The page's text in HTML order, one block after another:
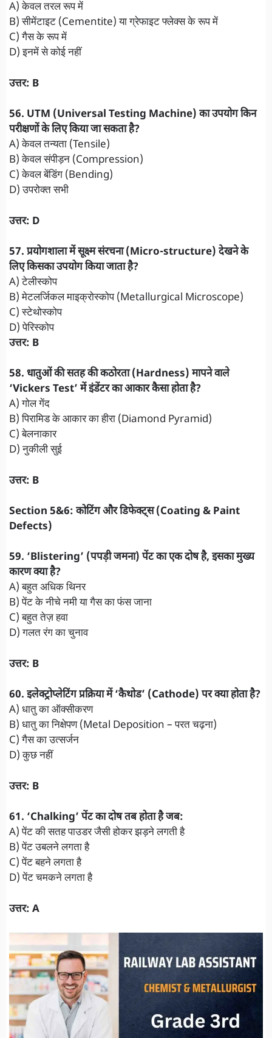
A) केवल तरल रूप में
B) सीमेंटाइट (Cementite) या ग्रेफाइट फ्लेक्स के रूप में
C) गैस के रूप में
D) इनमें से कोई नहीं
उत्तर: B
56. UTM (Universal Testing Machine) का उपयोग किन
परीक्षणों के लिए किया जा सकता है?
A) केवल तन्यता (Tensile)
B) केवल संपीड़न (Compression)
C) केवल बेंडिंग (Bending)
D) उपरोक्त सभी
उत्तर: D
57. प्रयोगशाला में सूक्ष्म संरचना (Micro-structure) देखने के
लिए किसका उपयोग किया जाता है?
A) टेलीस्कोप
B) मेटलर्जिकल माइक्रोस्कोप (Metallurgical Microscope)
C) स्टेथोस्कोप
D) पेरिस्कोप
उत्तर: B
​58. धातुओं की सतह की कठोरता (Hardness) मापने वाले
‘Vickers Test’ में इंडेंटर का आकार कैसा होता है?
A) गोल गेंद
B) पिरामिड के आकार का हीरा (Diamond Pyramid)
C) बेलनाकार
D) नुकीली सुई
उत्तर: B
Section 5&6: कोटिंग और डिफेक्ट्स (Coating & Paint
Defects)
​59. ‘Blistering’ (पपड़ी जमना) पेंट का एक दोष है, इसका मुख्य
कारण क्या है?
A) बहुत अधिक थिनर
B) पेंट के नीचे नमी या गैस का फंस जाना
C) बहुत तेज़ हवा
D) गलत रंग का चुनाव
उत्तर: B
​60. इलेक्ट्रोप्लेटिंग प्रक्रिया में ‘कैथोड’ (Cathode) पर क्या होता है?
A) धातु का ऑक्सीकरण
B) धातु का निक्षेपण (Metal Deposition – परत चढ़ना)
C) गैस का उत्सर्जन
D) कुछ नहीं
उत्तर: B
​61. ‘Chalking’ पेंट का दोष तब होता है जब:
A) पेंट की सतह पाउडर जैसी होकर झड़ने लगती है
B) पेंट उबलने लगता है
C) पेंट बहने लगता है
D) पेंट चमकने लगता है
उत्तर: A